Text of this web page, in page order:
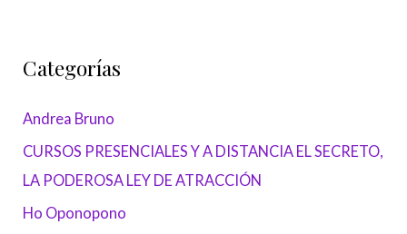
Categorías
Andrea Bruno
CURSOS PRESENCIALES Y A DISTANCIA EL SECRETO,
LA PODEROSA LEY DE ATRACCIÓN
Ho Oponopono